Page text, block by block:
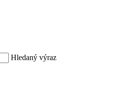
Hledaný výraz